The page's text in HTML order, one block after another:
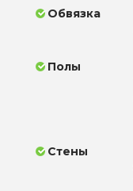
Обвязка
Полы
Стены